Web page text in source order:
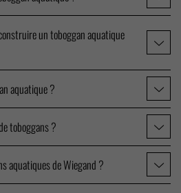
un toboggan aquatique
aquatique ?
toboggans ?
aquatiques de Wiegand ?